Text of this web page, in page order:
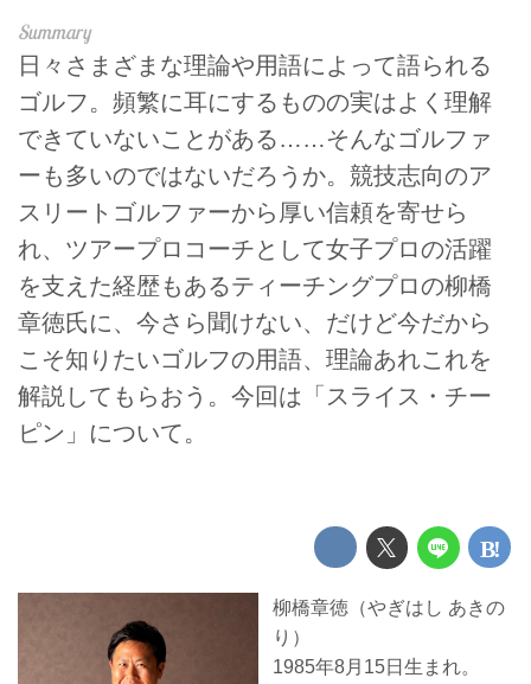
日々さまざまな理論や用語によって語られる
ゴルフ。頻繁に耳にするものの実はよく理解
できていないことがある……そんなゴルファ
ーも多いのではないだろうか。競技志向のア
スリートゴルファーから厚い信頼を寄せら
れ、ツアープロコーチとして女子プロの活躍
を支えた経歴もあるティーチングプロの柳橋
章徳氏に、今さら聞けない、だけど今だから
こそ知りたいゴルフの用語、理論あれこれを
解説してもらおう。今回は「スライス・チー
ピン」について。
柳橋章徳（やぎはし あきの
り）
1985年8月15日生まれ。